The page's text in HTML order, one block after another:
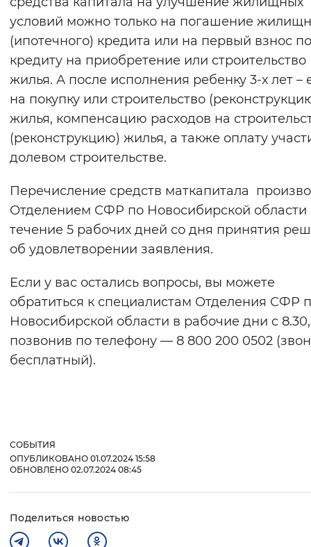
условий можно только на погашение
(ипотечного) кредита или на первый взнос по
кредиту на приобретение или строительство
жилья. А после исполнения ребенку 3-х лет –
на покупку или строительство
жилья, компенсацию расходов на
(реконструкцию) жилья, а также оплату
долевом строительстве.
Перечисление средств маткапитала
Отделением СФР по Новосибирской
течение 5 рабочих дней со дня принятия
об удовлетворении заявления.
Если у вас остались вопросы, вы можете
обратиться к специалистам Отделения СФР
Новосибирской области в рабочие дни c 8.30,
позвонив по телефону — 8 800 200 0502
бесплатный).
СОБЫТИЯ
ОПУБЛИКОВАНО 01.07.2024 15:58
ОБНОВЛЕНО 02.07.2024 08:45
Поделиться новостью